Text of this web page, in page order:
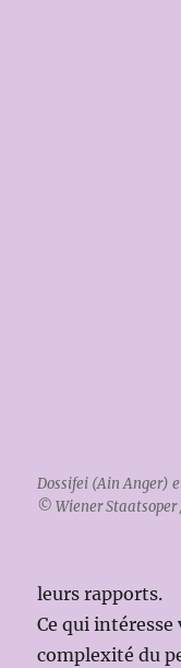
Dossifei (Ain Anger)
© Wiener Staatsoper
leurs rapports.
Ce qui
complexité du